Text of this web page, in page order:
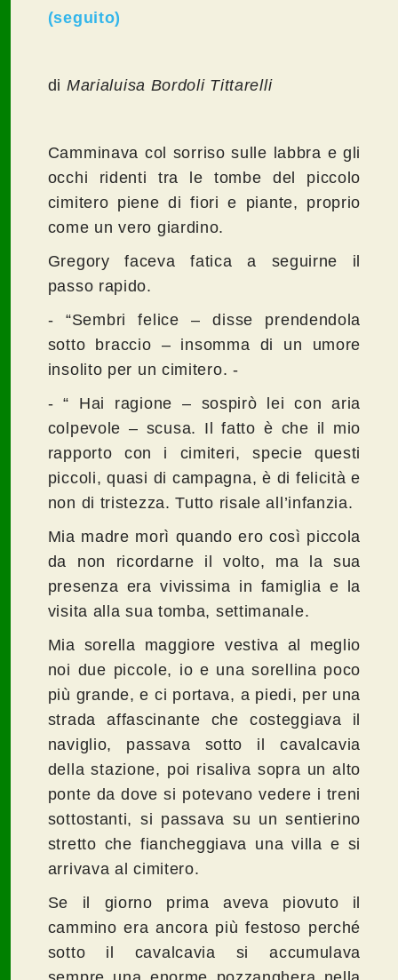
(seguito)
di Marialuisa Bordoli Tittarelli
Camminava col sorriso sulle labbra e gli
occhi ridenti tra le tombe del piccolo
cimitero piene di fiori e piante, proprio
come un vero giardino.
Gregory faceva fatica a seguirne il
passo rapido.
- “Sembri felice – disse prendendola
sotto braccio – insomma di un umore
insolito per un cimitero. -
- “ Hai ragione – sospirò lei con aria
colpevole – scusa. Il fatto è che il mio
rapporto con i cimiteri, specie questi
piccoli, quasi di campagna, è di felicità e
non di tristezza. Tutto risale all’infanzia.
Mia madre morì quando ero così piccola
da non ricordarne il volto, ma la sua
presenza era vivissima in famiglia e la
visita alla sua tomba, settimanale.
Mia sorella maggiore vestiva al meglio
noi due piccole, io e una sorellina poco
più grande, e ci portava, a piedi, per una
strada affascinante che costeggiava il
naviglio, passava sotto il cavalcavia
della stazione, poi risaliva sopra un alto
ponte da dove si potevano vedere i treni
sottostanti, si passava su un sentierino
stretto che fiancheggiava una villa e si
arrivava al cimitero.
Se il giorno prima aveva piovuto il
cammino era ancora più festoso perché
sotto il cavalcavia si accumulava